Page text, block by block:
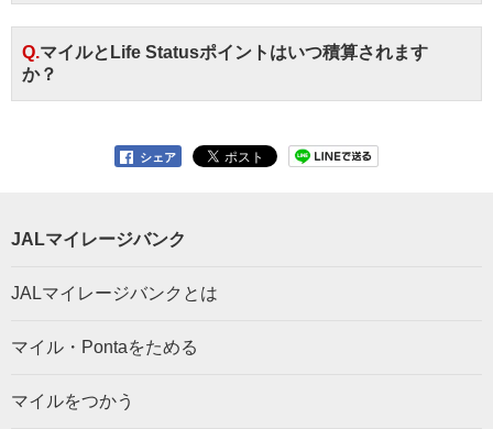
Q.マイルとLife Statusポイントはいつ積算されます
か？
シェア
JALマイレージバンク
JALマイレージバンクとは
マイル・Pontaをためる
マイルをつかう